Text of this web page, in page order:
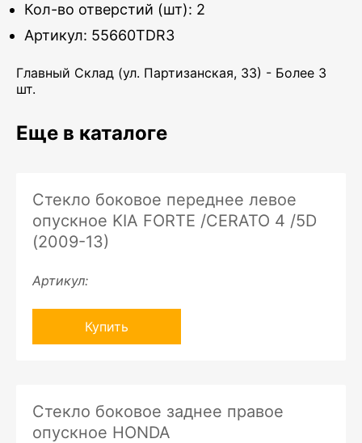
Кол-во отверстий (шт): 2
Артикул: 55660TDR3
Главный Склад (ул. Партизанская, 33) - Более 3
шт.
Еще в каталоге
Стекло боковое переднее левое
опускное KIA FORTE /CERATO 4 /5D
(2009-13)
Артикул:
Купить
Стекло боковое заднее правое
опускное HONDA